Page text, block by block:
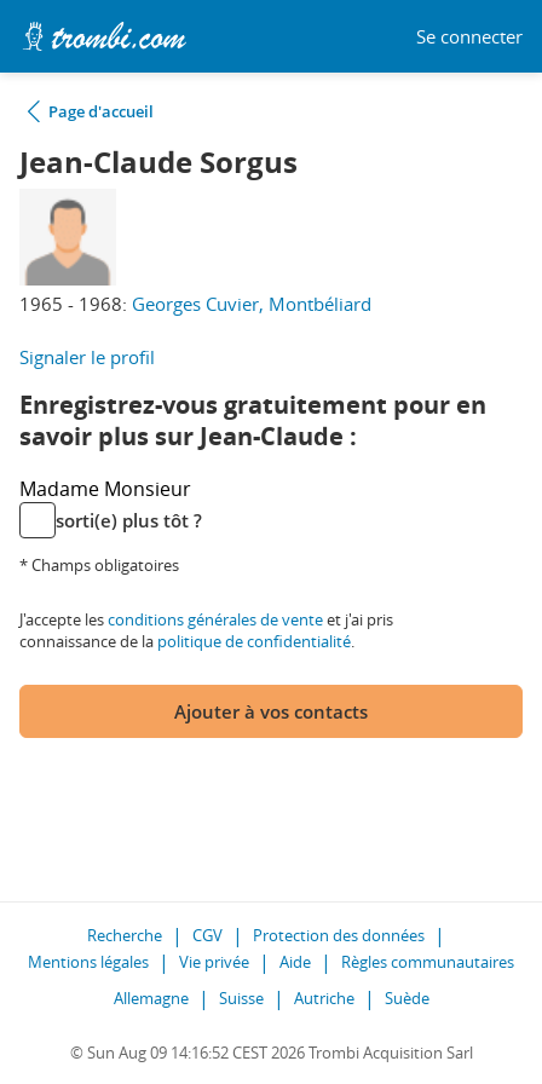
Se connecter
Page d'accueil
Jean-Claude Sorgus
1965 - 1968: Georges Cuvier, Montbéliard
Signaler le profil
Enregistrez-vous gratuitement pour en
savoir plus sur Jean-Claude :
Madame Monsieur
sorti(e) plus tôt ?
* Champs obligatoires
J'accepte lesconditions générales de venteet j'ai pris
connaissance de la politique de confidentialité.
Ajouter à vos contacts
Recherche CGV
Protection des données
Mentions légales
Vie privée Aide
Règles communautaires
Allemagne
Suisse Autriche Suède
© Sun Aug 09 14:16:52 CEST 2026 Trombi Acquisition Sarl